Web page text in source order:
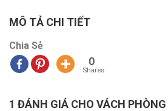
MÔ TẢ CHI TIẾT
Chia Sẻ
0
Shares
1 ĐÁNH GIÁ CHO VÁCH